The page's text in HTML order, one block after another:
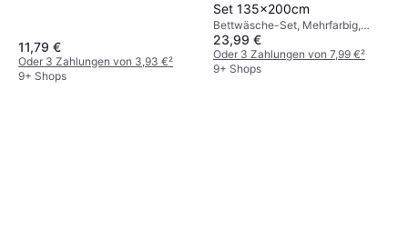
11,79 €
Oder 3 Zahlungen von 3,93 €²
9+ Shops
Set 135x200cm
Bettwäsche-Set, Mehrfarbig,
Material: Baumwolle, Thema:
Fahrzeuge
23,99 €
Oder 3 Zahlungen von 7,99 €²
9+ Shops